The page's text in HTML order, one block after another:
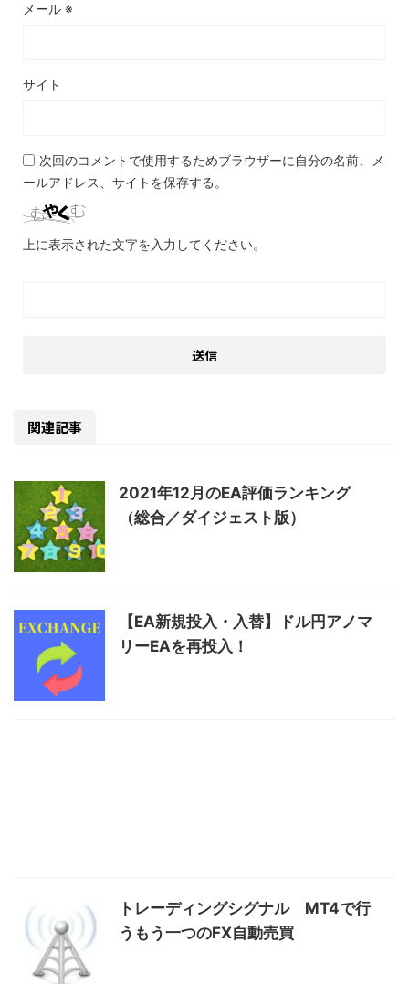
メール ※
サイト
次回のコメントで使用するためブラウザーに自分の名前、メ
ールアドレス、サイトを保存する。
上に表示された文字を入力してください。
関連記事
2021年12月のEA評価ランキング
（総合／ダイジェスト版）
【EA新規投入・入替】ドル円アノマ
リーEAを再投入！
トレーディングシグナル MT4で行
うもう一つのFX自動売買